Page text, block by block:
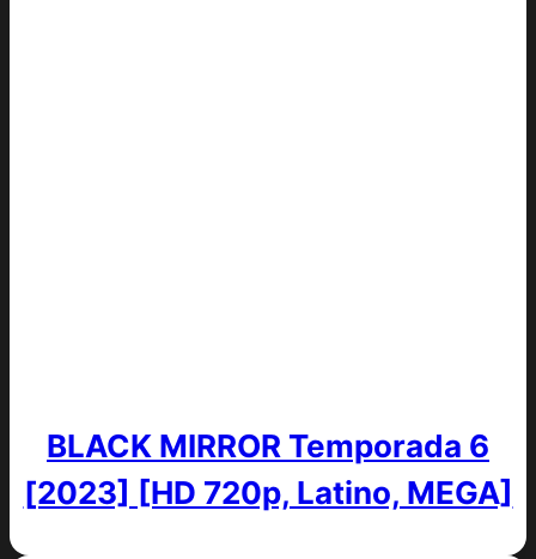
BLACK MIRROR Temporada 6
[2023] [HD 720p, Latino, MEGA]